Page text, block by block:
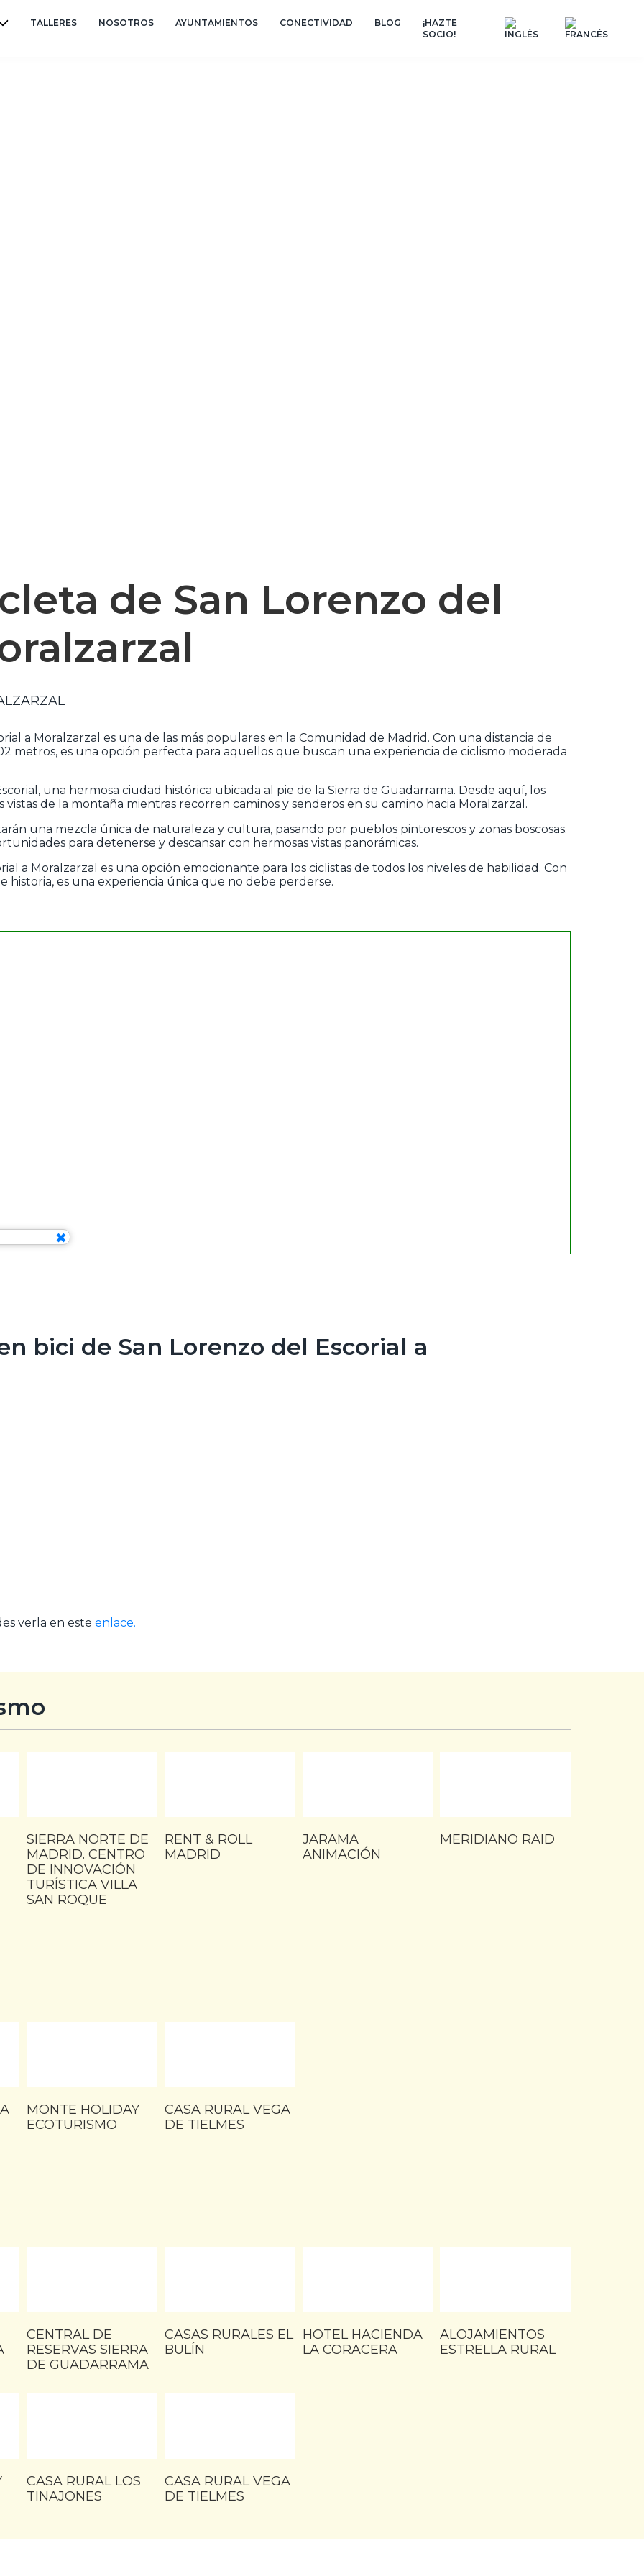
TALLERES NOSOTROS AYUNTAMIENTOS CONECTIVIDAD BLOG
¡HAZTE
SOCIO!
de San Lorenzo del
a Moralzarzal es una de las más populares en la Comunidad de Madrid. Con una distancia de
metros, es una opción perfecta para aquellos que buscan una experiencia de ciclismo moderada
una hermosa ciudad histórica ubicada al pie de la Sierra de Guadarrama. Desde aquí, los
de la montaña mientras recorren caminos y senderos en su camino hacia Moralzarzal.
una mezcla única de naturaleza y cultura, pasando por pueblos pintorescos y zonas boscosas.
para detenerse y descansar con hermosas vistas panorámicas.
a Moralzarzal es una opción emocionante para los ciclistas de todos los niveles de habilidad. Con
historia, es una experiencia única que no debe perderse.
bici de San Lorenzo del Escorial a
verla en este enlace.
SIERRA NORTE DE
MADRID. CENTRO
DE INNOVACIÓN
TURÍSTICA VILLA
SAN ROQUE
RENT & ROLL
MADRID
JARAMA
ANIMACIÓN
MERIDIANO RAID
MONTE HOLIDAY
ECOTURISMO
CASA RURAL VEGA
DE TIELMES
CENTRAL DE
RESERVAS SIERRA
DE GUADARRAMA
CASAS RURALES EL
BULÍN
HOTEL HACIENDA
LA CORACERA
ALOJAMIENTOS
ESTRELLA RURAL
CASA RURAL LOS
TINAJONES
CASA RURAL VEGA
DE TIELMES